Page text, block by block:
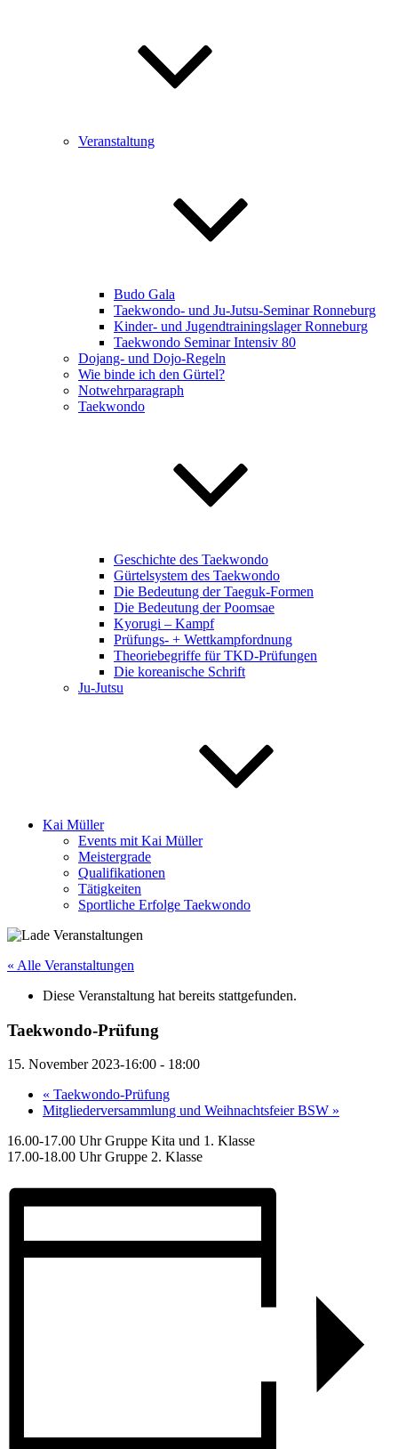
Veranstaltung
Budo Gala
Taekwondo- und Ju-Jutsu-Seminar Ronneburg
Kinder- und Jugendtrainingslager Ronneburg
Taekwondo Seminar Intensiv 80
Dojang- und Dojo-Regeln
Wie binde ich den Gürtel?
Notwehrparagraph
Taekwondo
Geschichte des Taekwondo
Gürtelsystem des Taekwondo
Die Bedeutung der Taeguk-Formen
Die Bedeutung der Poomsae
Kyorugi – Kampf
Prüfungs- + Wettkampfordnung
Theoriebegriffe für TKD-Prüfungen
Die koreanische Schrift
Ju-Jutsu
Kai Müller
Events mit Kai Müller
Meistergrade
Qualifikationen
Tätigkeiten
Sportliche Erfolge Taekwondo
« Alle Veranstaltungen
Diese Veranstaltung hat bereits stattgefunden.
Taekwondo-Prüfung
15. November 2023-16:00 - 18:00
« Taekwondo-Prüfung
Mitgliederversammlung und Weihnachtsfeier BSW »
16.00-17.00 Uhr Gruppe Kita und 1. Klasse
17.00-18.00 Uhr Gruppe 2. Klasse